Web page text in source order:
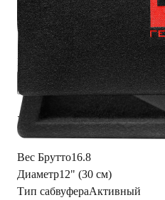
Чувствительность, дБ 93
Размеры, мм 525 × 350 × 360
Читать полностью
Характеристики
Вес Брутто16.8
Диаметр12" (30 см)
Тип сабвуфераАктивный